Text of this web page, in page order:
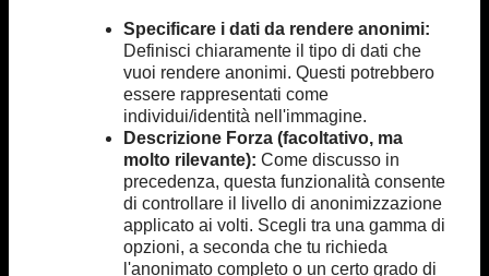
Specificare i dati da rendere anonimi:
Definisci chiaramente il tipo di dati che
vuoi rendere anonimi. Questi potrebbero
essere rappresentati come
individui/identità nell'immagine.
Descrizione Forza (facoltativo, ma
molto rilevante): Come discusso in
precedenza, questa funzionalità consente
di controllare il livello di anonimizzazione
applicato ai volti. Scegli tra una gamma di
opzioni, a seconda che tu richieda
l'anonimato completo o un certo grado di